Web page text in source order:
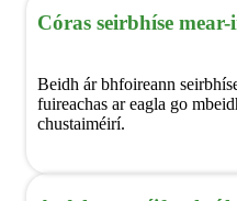
Córas seirbhíse
Beidh ár bhfoireann
fuireachas ar eagla go
chustaiméirí.